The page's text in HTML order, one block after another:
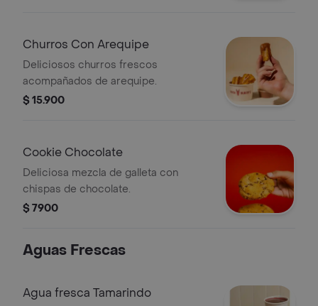
Churros Con Arequipe
Deliciosos churros frescos
acompañados de arequipe.
$ 15.900
Cookie Chocolate
Deliciosa mezcla de galleta con
chispas de chocolate.
$ 7900
Aguas Frescas
Agua fresca Tamarindo